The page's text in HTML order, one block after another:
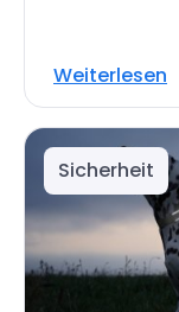
Weiterlesen
Sicherheit